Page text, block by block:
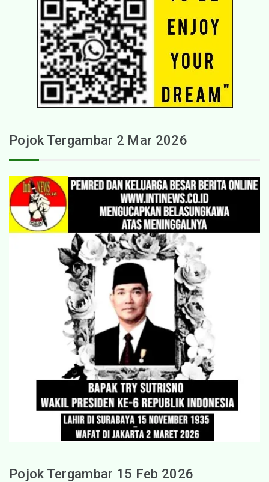
Pojok Tergambar 2 Mar 2026
Pojok Tergambar 15 Feb 2026